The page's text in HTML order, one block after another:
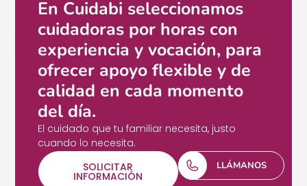
En Cuidabi seleccionamos
cuidadoras por horas con
experiencia y vocación, para
ofrecer apoyo flexible y de
calidad en cada momento
del día.
El cuidado que tu familiar necesita, justo
cuando lo necesita.
SOLICITAR
INFORMACIÓN
LLÁMANOS